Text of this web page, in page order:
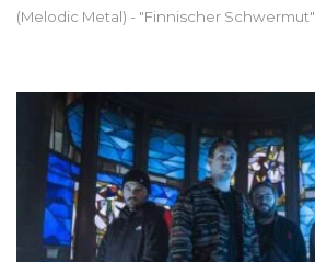
(Melodic Metal) - "Finnischer Schwermut"